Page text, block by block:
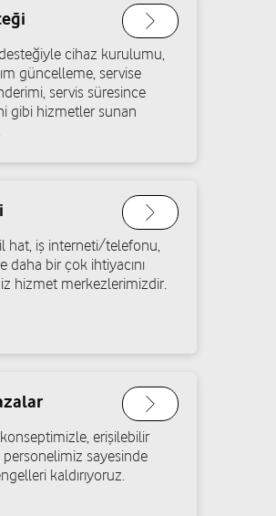
Yol tarifi al
Yol tarifi al
cihaz kurulumu,
güncelleme, servise
servis süresince
gibi hizmetler sunan
hat, iş interneti/telefonu,
daha bir çok ihtiyacını
hizmet merkezlerimizdir.
erişilebilir
sayesinde
kaldırıyoruz.